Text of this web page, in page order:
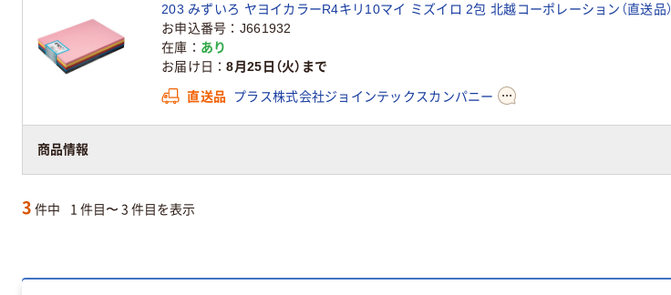
商品情報
203 みずいろ ヤヨイカラーR4キリ10マイ ミズイロ 2包 北越コーポレーション（直送品）
お申込番号
J661932
在庫
あり
お届け日
8月25日（火）まで
直送品 プラス株式会社ジョインテックスカンパニー
3 件中 1 件目〜 3 件目を表示